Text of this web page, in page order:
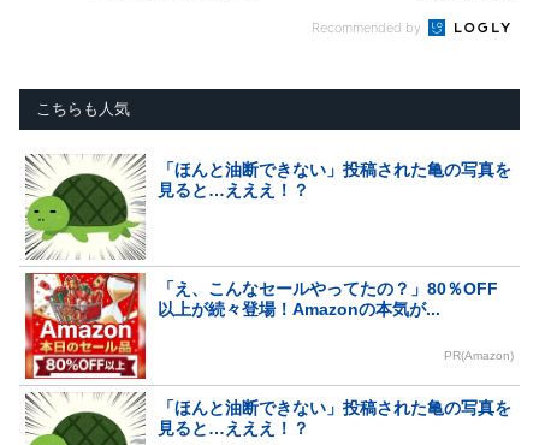
Recommended by
こちらも人気
「ほんと油断できない」投稿された亀の写真を
見ると…えええ！？
「え、こんなセールやってたの？」80％OFF
以上が続々登場！Amazonの本気が...
PR(Amazon)
「ほんと油断できない」投稿された亀の写真を
見ると…えええ！？